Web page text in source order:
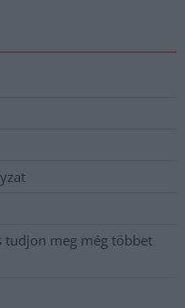
tudjon meg még többet